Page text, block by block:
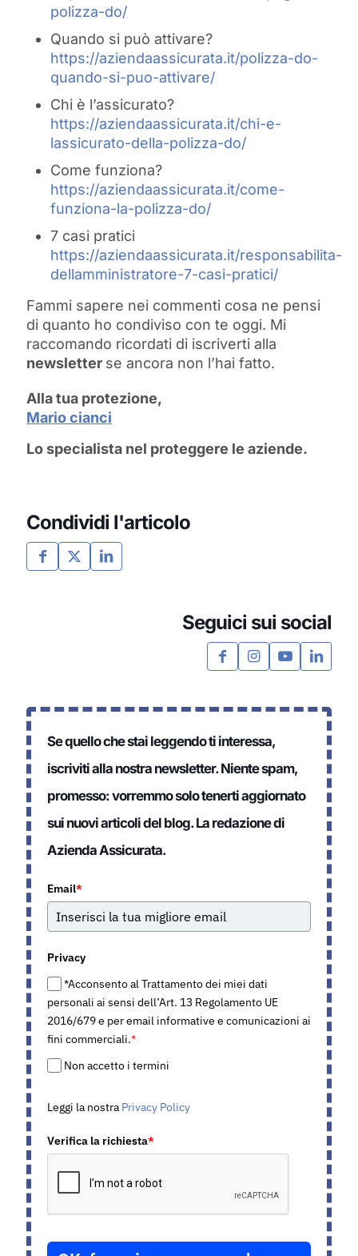
polizza-do/
Quando si può attivare?
https://aziendaassicurata.it/polizza-do-
quando-si-puo-attivare/
Chi è l’assicurato?
https://aziendaassicurata.it/chi-e-
lassicurato-della-polizza-do/
Come funziona?
https://aziendaassicurata.it/come-
funziona-la-polizza-do/
7 casi pratici
https://aziendaassicurata.it/responsabilita-
dellamministratore-7-casi-pratici/
Fammi sapere nei commenti cosa ne pensi
di quanto ho condiviso con te oggi. Mi
raccomando ricordati di iscriverti alla
newsletter se ancora non l’hai fatto.
Alla tua protezione,
Mario cianci
Lo specialista nel proteggere le aziende.
Condividi l'articolo
Seguici sui social
Se quello che stai leggendo ti interessa,
iscriviti alla nostra newsletter. Niente spam,
promesso: vorremmo solo tenerti aggiornato
sui nuovi articoli del blog. La redazione di
Azienda Assicurata.
Email*
Privacy
*Acconsento al Trattamento dei miei dati
personali ai sensi dell’Art. 13 Regolamento UE
2016/679 e per email informative e comunicazioni ai
fini commerciali.*
Non accetto i termini
Leggi la nostra Privacy Policy
Verifica la richiesta*